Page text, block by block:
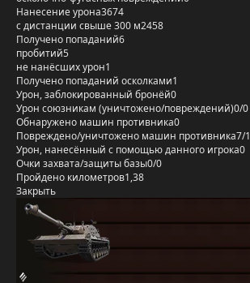
Нанесение урона3674
с дистанции свыше 300 м2458
Получено попаданий6
пробитий5
не нанёсших урон1
Получено попаданий осколками1
Урон, заблокированный бронёй0
Урон союзникам (уничтожено/повреждений)0/0
Обнаружено машин противника0
Повреждено/уничтожено машин противника7/1
Урон, нанесённый с помощью данного игрока0
Очки захвата/защиты базы0/0
Пройдено километров1,38
Закрыть